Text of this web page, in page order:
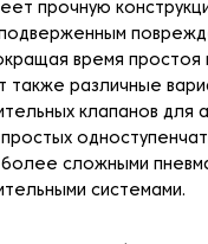
прочную
время простоя
также различные
клапанов для
более сложными
системами.